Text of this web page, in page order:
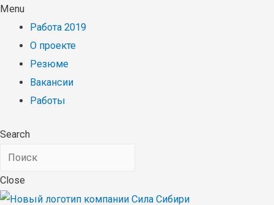
Menu
Работа 2019
О проекте
Резюме
Вакансии
Работы
Search
Close